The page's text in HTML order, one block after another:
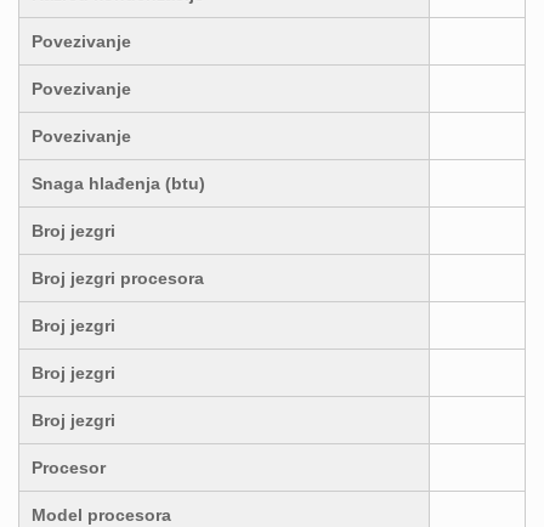
Povezivanje
Povezivanje
Povezivanje
Snaga hlađenja (btu)
Broj jezgri
Broj jezgri procesora
Broj jezgri
Broj jezgri
Broj jezgri
Procesor
Model procesora